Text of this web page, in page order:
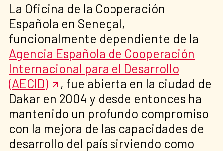
La Oficina de la Cooperación
Española en Senegal,
funcionalmente dependiente de la
Agencia Española de Cooperación
Internacional para el Desarrollo
(AECID)
, fue abierta en la ciudad de
Dakar en 2004 y desde entonces ha
mantenido un profundo compromiso
con la mejora de las capacidades de
desarrollo del país sirviendo como